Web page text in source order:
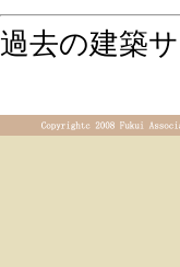
過去の建築